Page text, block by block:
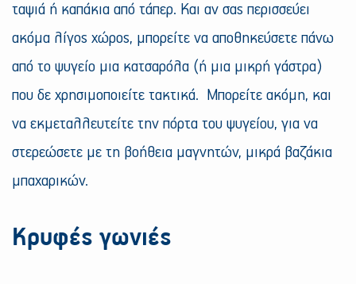
ταψιά ή καπάκια από τάπερ. Και αν σας περισσεύει
ακόμα λίγος χώρος, μπορείτε να αποθηκεύσετε πάνω
από το ψυγείο μια κατσαρόλα (ή μια μικρή γάστρα)
που δε χρησιμοποιείτε τακτικά. Μπορείτε ακόμη, και
να εκμεταλλευτείτε την πόρτα του ψυγείου, για να
στερεώσετε με τη βοήθεια μαγνητών, μικρά βαζάκια
μπαχαρικών.
Κρυφές γωνιές